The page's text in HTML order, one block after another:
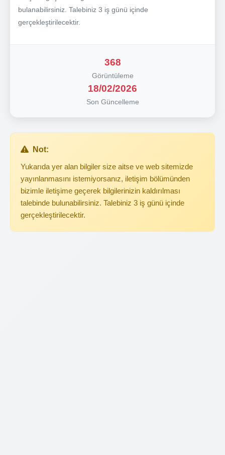
bulanabilirsiniz. Talebiniz 3 iş günü içinde
gerçekleştirilecektir.
368
Görüntüleme
18/02/2026
Son Güncelleme
Not:
Yukarıda yer alan bilgiler size aitse ve web sitemizde
yayınlanmasını istemiyorsanız, iletişim bölümünden
bizimle iletişime geçerek bilgilerinizin kaldırılması
talebinde bulunabilirsiniz. Talebiniz 3 iş günü içinde
gerçekleştirilecektir.